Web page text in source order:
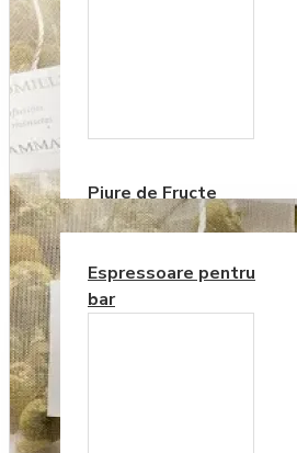
Piure de Fructe
ECHIPAMENTE PENTRU BAR
Espressoare pentru
bar